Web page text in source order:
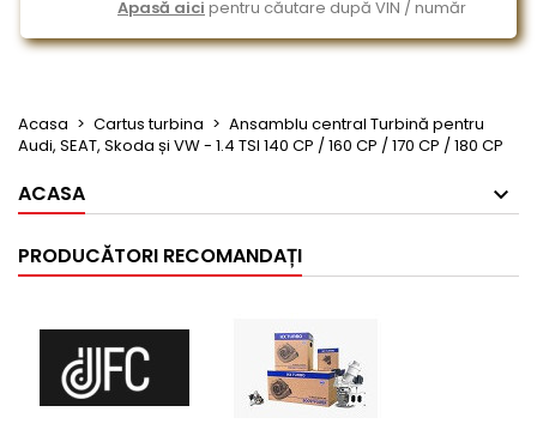
Apasă aici pentru căutare după VIN / număr
Acasa Cartus turbina
Ansamblu central Turbină pentru
Audi, SEAT, Skoda și VW - 1.4 TSI 140 CP / 160 CP / 170 CP / 180 CP
ACASA
PRODUCĂTORI RECOMANDAȚI